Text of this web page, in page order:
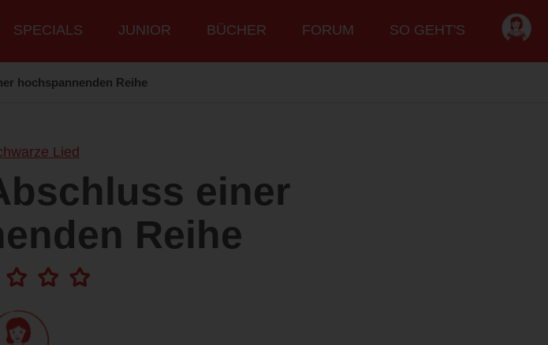
Hauptmenü
SPECIALS JUNIOR BÜCHER FORUM SO GEHT'S
hochspannenden Reihe
Lied
einer
Reihe